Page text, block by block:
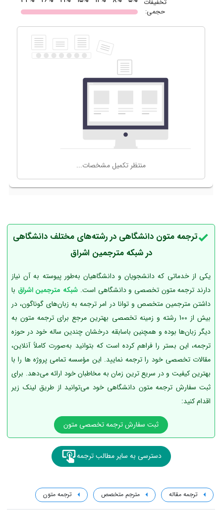
ترجمه متون دانشگاهی در رشته‌های مختلف دانشگاهی
در شبکه مترجمین اشراق
یکی از خدماتی که دانشجویان و دانشگاهیان به‌طور پیوسته به آن نیاز
دارند ترجمه متون تخصصی و دانشگاهی است. شبکه مترجمین اشراق با
داشتن مترجمین متخصص و توانا در امر ترجمه به زبان‌های گوناگون، در
بیش از 100 رشته و زمینه تخصصی بهترین مرجع برای ترجمه متون به
دیگر زبان‌ها بوده و همچنین باسابقه درخشان چندین ساله خود در حوزه
ترجمه، این بستر را فراهم کرده است که بتوانید به‌صورت کاملاً آنلاین،
مقالات تخصصی خود را ترجمه نمایید. این مؤسسه تمامی پروژه ها را با
بهترین کیفیت و در سریع ترین زمان به مخاطبان خود ارائه می‌دهد. برای
ثبت سفارش ترجمه متون دانشگاهی خود می‌توانید از طریق لینک زیر
اقدام کنید:
ثبت سفارش ترجمه تخصصی متون
دسترسی به سایر مطالب ترجمه
ترجمه مقاله مترجم متخصص ترجمه متون